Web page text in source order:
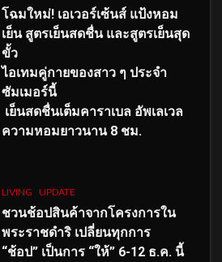
โฉมใหม่! เอเวอร์เซ้นส์ แป้งหอม
เย็น สูตรเย็นสดชื่น และสูตรเย็นสุด
ขั้ว
ไอเทมคู่กายของสาว ๆ ประจำ
ซัมเมอร์นี้
เย็นสดชื่นเต็มคาราเบล อัพเลเวล
ความหอมยาวนาน 8 ชม.
LIVING UPDATE
ชวนช้อปสินค้าจากโครงการใน
พระราชดำริ เปลี่ยนทุกการ
“ช้อป” เป็นการ “ให้” 6-12 ธ.ค. นี้